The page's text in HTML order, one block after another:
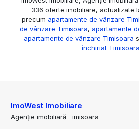
336 oferte imobiliare, actualizate
precum apartamente de vânzare
de vânzare Timisoara, apartamente
apartamente de vânzare Timisoara
închiriat Timisoara
ImoWest Imobiliare
Agenție imobiliară Timisoara